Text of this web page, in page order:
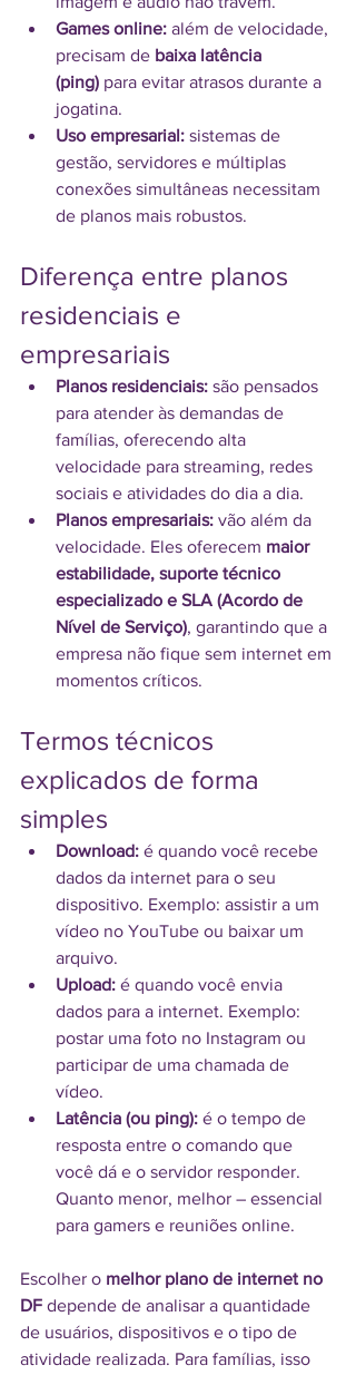
Games online: além de velocidade,
precisam de baixa latência
(ping) para evitar atrasos durante a
jogatina.
Uso empresarial: sistemas de
gestão, servidores e múltiplas
conexões simultâneas necessitam
de planos mais robustos.
Diferença entre planos
residenciais e
empresariais
Planos residenciais: são pensados
para atender às demandas de
famílias, oferecendo alta
velocidade para streaming, redes
sociais e atividades do dia a dia.
Planos empresariais: vão além da
velocidade. Eles oferecem maior
estabilidade, suporte técnico
especializado e SLA (Acordo de
Nível de Serviço), garantindo que a
empresa não fique sem internet em
momentos críticos.
Termos técnicos
explicados de forma
simples
Download: é quando você recebe
dados da internet para o seu
dispositivo. Exemplo: assistir a um
vídeo no YouTube ou baixar um
arquivo.
Upload: é quando você envia
dados para a internet. Exemplo:
postar uma foto no Instagram ou
participar de uma chamada de
vídeo.
Latência (ou ping): é o tempo de
resposta entre o comando que
você dá e o servidor responder.
Quanto menor, melhor – essencial
para gamers e reuniões online.
Escolher o melhor plano de internet no
DF depende de analisar a quantidade
de usuários, dispositivos e o tipo de
atividade realizada. Para famílias, isso